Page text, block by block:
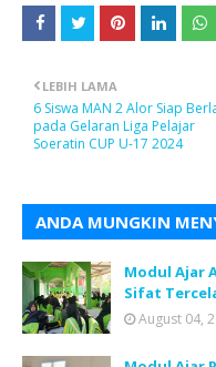
LEBIH LAMA
6 Siswa MAN 2 Alor Siap
pada Gelaran Liga Pelajar
Soeratin CUP U-17 2024
ANDA MUNGKIN
Modul Ajar
Sifat
August 04,